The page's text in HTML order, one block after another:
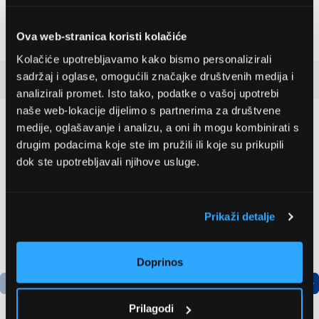
Ova web-stranica koristi kolačiće
Kolačiće upotrebljavamo kako bismo personalizirali
sadržaj i oglase, omogućili značajke društvenih medija i
analizirali promet. Isto tako, podatke o vašoj upotrebi
naše web-lokacije dijelimo s partnerima za društvene
medije, oglašavanje i analizu, a oni ih mogu kombinirati s
drugim podacima koje ste im pružili ili koje su prikupili
dok ste upotrebljavali njihove usluge.
Prikaži detalje
Doprinos
Prilagodi
Detaljan opis
Preporučujemo za vas